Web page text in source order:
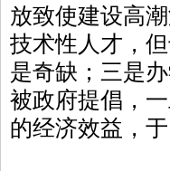
放致使建设高
技术性人才，
是奇缺；三是
被政府提倡，
的经济效益，